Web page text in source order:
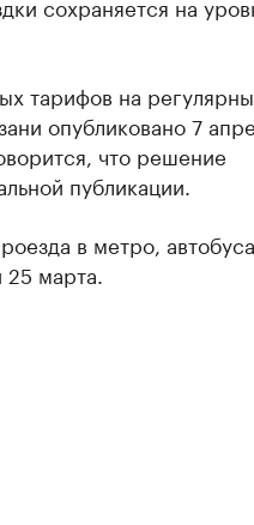
тарифов на
опубликовано 7
что решение
публикации.
в метро,
марта.